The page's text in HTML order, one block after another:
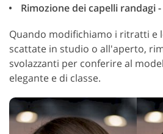
Rimozione dei capelli randagi
Quando modifichiamo i ritratti e
scattate in studio o all'aperto,
svolazzanti per conferire al
elegante e di classe.